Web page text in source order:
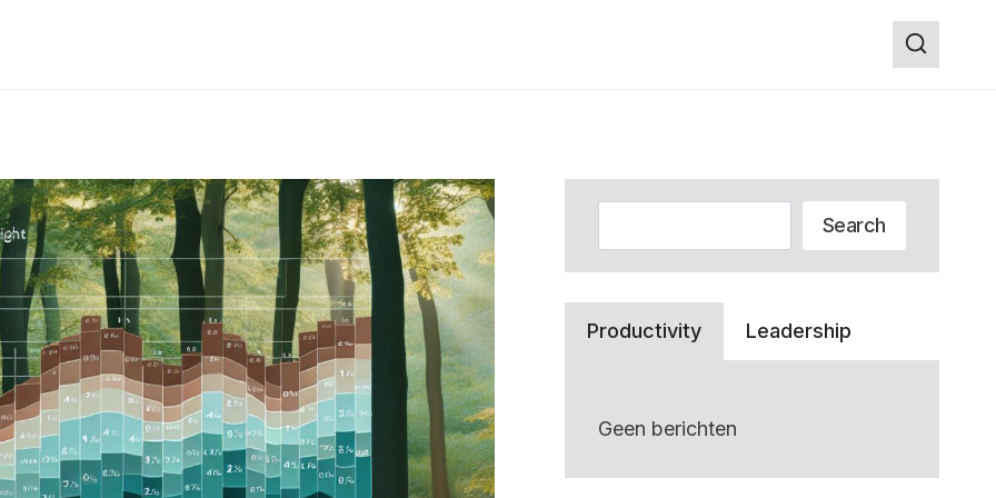
Search
Productivity Leadership
Geen berichten